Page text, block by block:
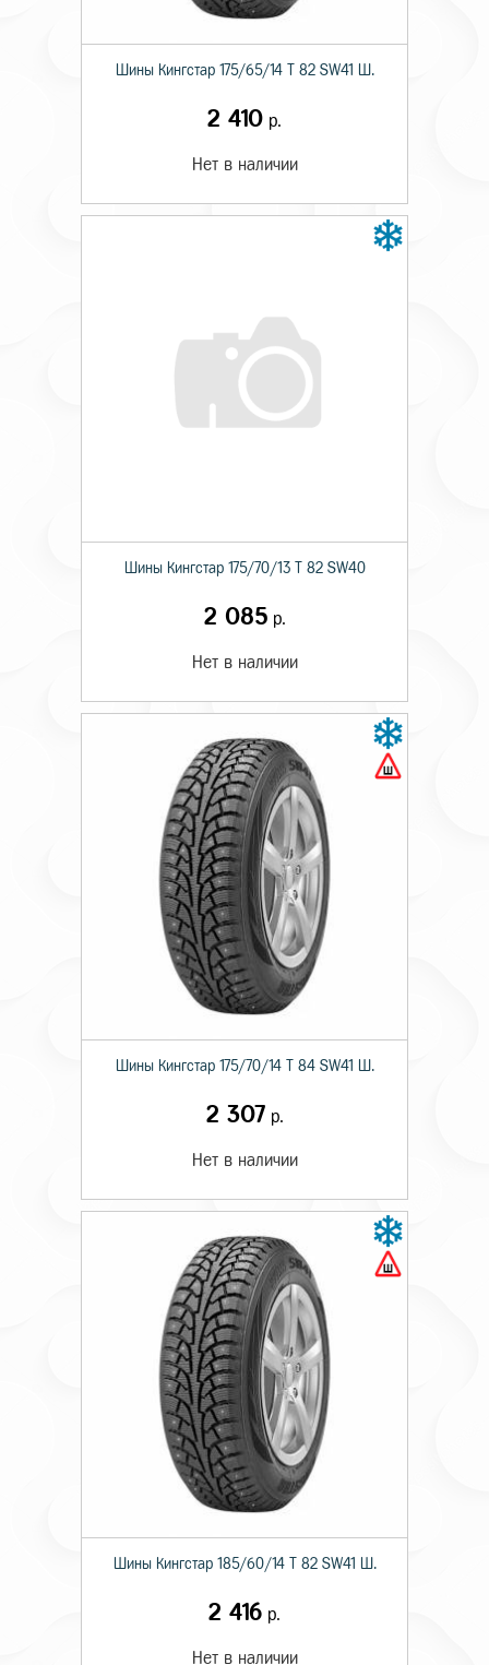
Шины Кингстар 175/65/14 T 82 SW41 Ш.
2 410 р.
Нет в наличии
Шины Кингстар 175/70/13 T 82 SW40
2 085р.
Нет в наличии
Шины Кингстар 175/70/14 T 84 SW41 Ш.
2 307 р.
Нет в наличии
Шины Кингстар 185/60/14 T 82 SW41 Ш.
2 416 р.
Нет в наличии